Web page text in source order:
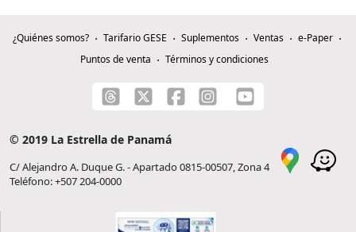
¿Quiénes somos? Tarifario GESE Suplementos Ventas
e-Paper
Puntos de venta
Términos y condiciones
© 2019 La Estrella de Panamá
C/ Alejandro A. Duque G. - Apartado 0815-00507, Zona 4
Teléfono: +507 204-0000